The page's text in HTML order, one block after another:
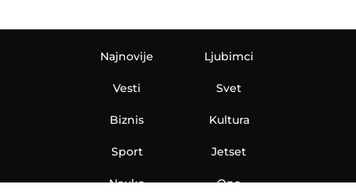
Najnovije
Vesti
Biznis
Sport
Nauka
Ljubimci
Svet
Kultura
Jetset
Ona